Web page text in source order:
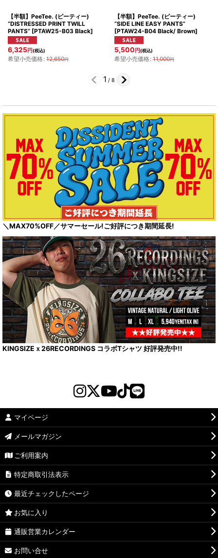
【半額】PeeTee. (ピーティー)
“DISTRESSED PRINT TWILL
PANTS” [PTAW25-B03 Black]
6,325円(税込)
希望小売価格: 12,650円
【半額】PeeTee. (ピーティー)
“SIDE LINE EASY PANTS”
[PTAW24-B04 Black/ Brown]
5,500 円(税込)
希望小売価格: 11,000円
1 / 8
＼MAX70%OFF／サマーセール!ご好評につき期間延長!
KINGSIZEｘ26RECORDINGS コラボTシャツ 好評発売中!!
マイページ
メールマガジン
ご利用案内
特定商取引法表示
最近チェックしたページ
お気に入り
通販営業カレンダー
お問い合せ